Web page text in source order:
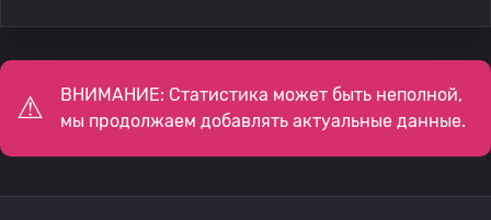
ВНИМАНИЕ: Статистика может быть неполной,
мы продолжаем добавлять актуальные данные.